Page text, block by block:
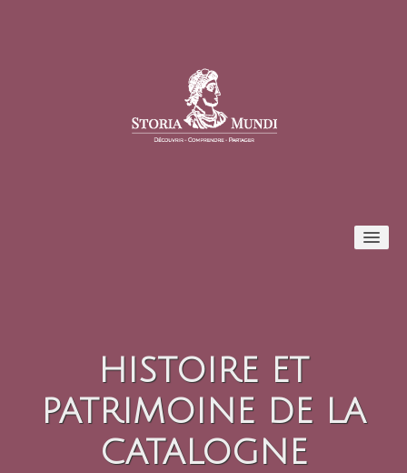
Inscription / Connexion
HISTOIRE ET
PATRIMOINE DE LA
CATALOGNE